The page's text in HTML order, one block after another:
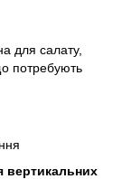
для салату,
потребують
вертикальних